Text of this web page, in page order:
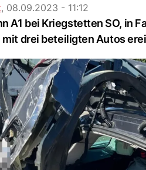
, 08.09.2023 - 11:12
A1 bei Kriegstetten SO, in
drei beteiligten Autos